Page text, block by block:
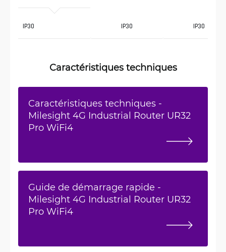
IP30 IP30 IP30
Caractéristiques techniques
Caractéristiques techniques -
Milesight 4G Industrial Router UR32
Pro WiFi4
Guide de démarrage rapide -
Milesight 4G Industrial Router UR32
Pro WiFi4